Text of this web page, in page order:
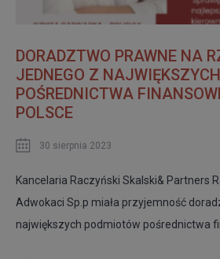
DORADZTWO PRAWNE NA
JEDNEGO Z
POŚREDNICTWA
POLSCE
30 sierpnia 2023
Kancelaria Raczyński Skalski& Partners
Adwokaci Sp.p miała przyjemność
największych podmiotów pośrednictwa